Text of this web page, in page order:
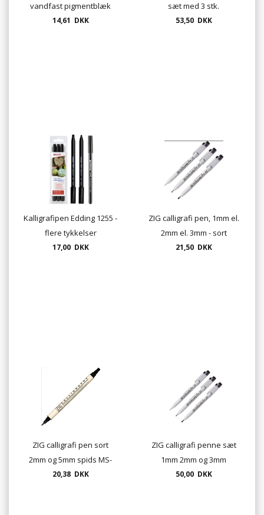
vandfast pigmentblæk
14,61 DKK
sæt med 3 stk.
53,50 DKK
Kalligrafipen Edding 1255 -
flere tykkelser
17,00 DKK
ZIG calligrafi pen, 1mm el.
2mm el. 3mm - sort
21,50 DKK
ZIG calligrafi pen sort
2mm og 5mm spids MS-
3400
20,38 DKK
ZIG calligrafi penne sæt
1mm 2mm og 3mm
50,00 DKK